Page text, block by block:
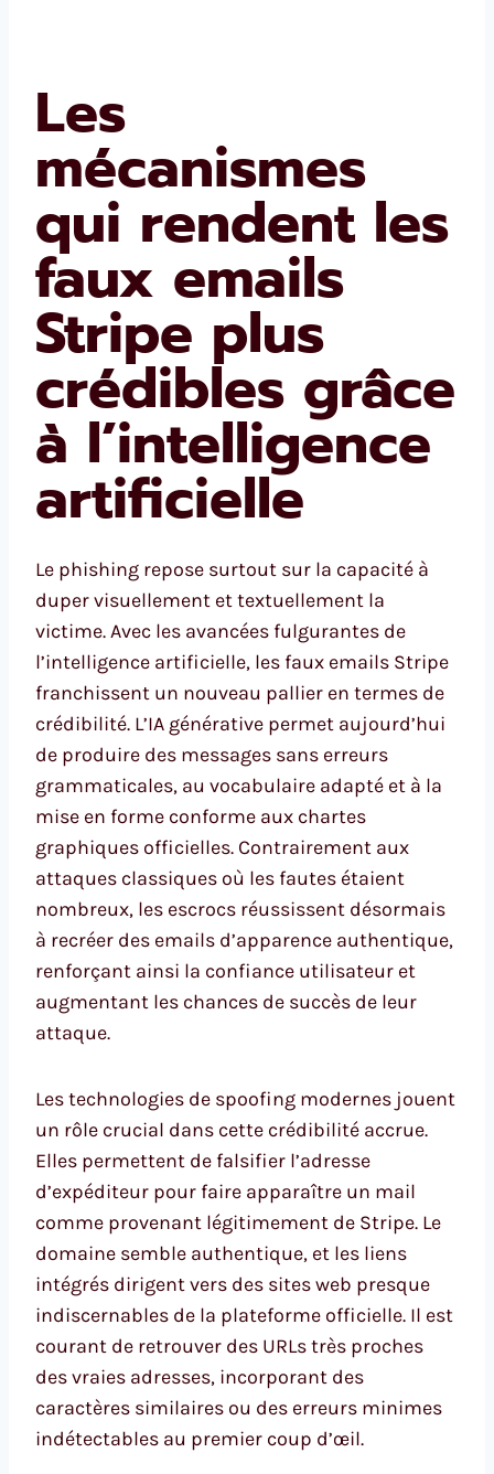
Les
mécanismes
qui rendent les
faux emails
Stripe plus
crédibles grâce
à l’intelligence
artificielle
Le phishing repose surtout sur la capacité à
duper visuellement et textuellement la
victime. Avec les avancées fulgurantes de
l’intelligence artificielle, les faux emails Stripe
franchissent un nouveau pallier en termes de
crédibilité. L’IA générative permet aujourd’hui
de produire des messages sans erreurs
grammaticales, au vocabulaire adapté et à la
mise en forme conforme aux chartes
graphiques officielles. Contrairement aux
attaques classiques où les fautes étaient
nombreux, les escrocs réussissent désormais
à recréer des emails d’apparence authentique,
renforçant ainsi la confiance utilisateur et
augmentant les chances de succès de leur
attaque.
Les technologies de spoofing modernes jouent
un rôle crucial dans cette crédibilité accrue.
Elles permettent de falsifier l’adresse
d’expéditeur pour faire apparaître un mail
comme provenant légitimement de Stripe. Le
domaine semble authentique, et les liens
intégrés dirigent vers des sites web presque
indiscernables de la plateforme officielle. Il est
courant de retrouver des URLs très proches
des vraies adresses, incorporant des
caractères similaires ou des erreurs minimes
indétectables au premier coup d’œil.